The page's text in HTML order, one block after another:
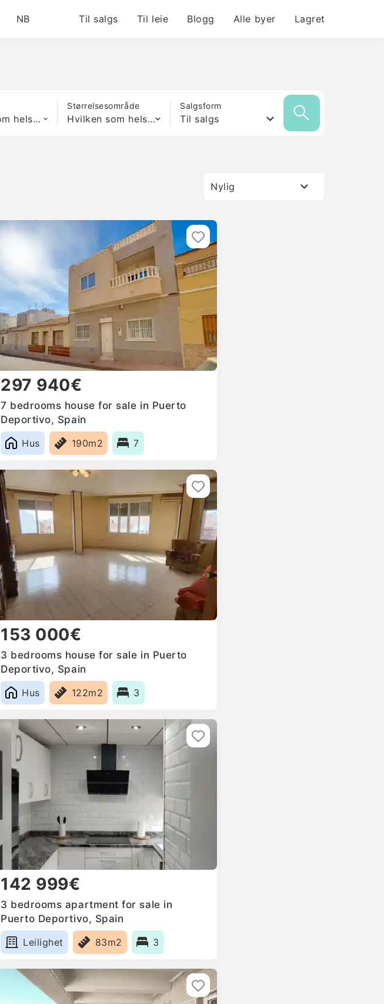
NB Til salgs Til leie Blogg Alle byer Lagret
Hvilket som helst antall soverom
Størrelsesområde
Hvilken som helst størrelse
Salgsform
Til salgs
Nylig
297 940€
7 bedrooms house for sale in Puerto
Deportivo, Spain
Hus
190m2 7
153 000€
3 bedrooms house for sale in Puerto
Deportivo, Spain
Hus
122m2 3
142 999€
3 bedrooms apartment for sale in
Puerto Deportivo, Spain
Leilighet
83m2 3